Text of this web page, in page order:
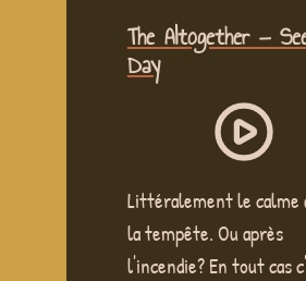
The Altogether —
Day
Littéralement le calme
la tempête. Ou après
l'incendie? En tout cas